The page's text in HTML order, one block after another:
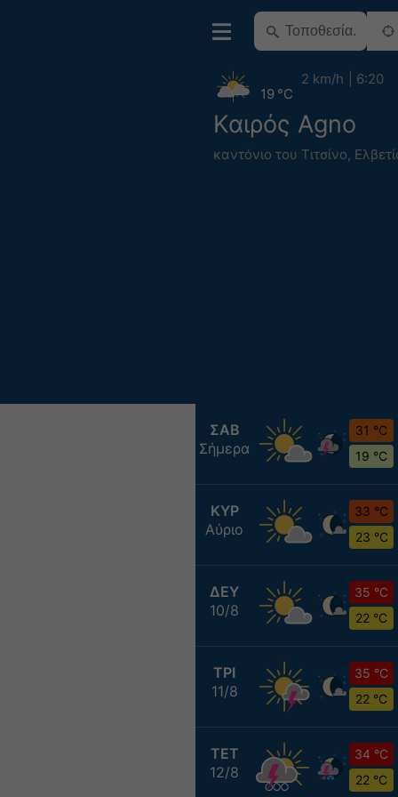
Καιρός Agno
καντόνιο του Τιτσίνο,
19 °C
2 km/h 6:20
ΣΑΒ
Σήμερα
31 °C
19 °C
ΚΥΡ
Αύριο
33 °C
23 °C
ΔΕΥ
10/8
35 °C
22 °C
ΤΡΙ
11/8
35 °C
22 °C
ΤΕΤ
12/8
34 °C
22 °C